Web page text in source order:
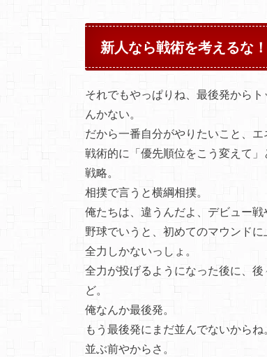
新人なら戦術を考えるな
それでもやっぱりね、最後発から
んかない。
だから一番自分がやりたいこと、
戦術的に「優先順位をこう変えて
戦略。
相撲で言うと横綱相撲。
俺たちは、違うんだよ、デビュー戦
野球でいうと、初めてのマウンド
全力しかないっしょ。
全力が投げるようになった後に、
ど。
俺なんか最後発。
もう最後発にまだ並んでないからね
並ぶ前やからさ。